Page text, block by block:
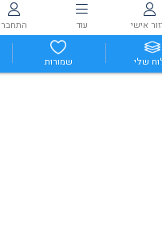
אישי עוד התחבר
שלי שמורות